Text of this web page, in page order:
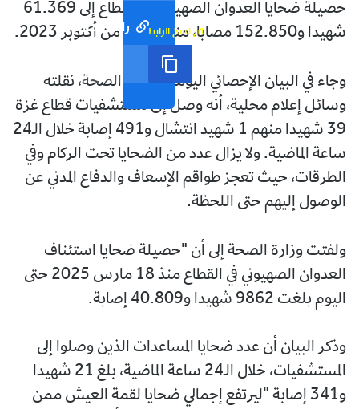
رابط مختصر تم نسخ الرابط
حصيلة ضحايا العدوان الصهيوني في القطاع إلى 61.369
شهيدا و152.850 مصابا، منذ السابع من أكتوبر 2023.
وجاء في البيان الإحصائي اليومي لوزارة الصحة، نقلته
وسائل إعلام محلية، أنه وصل إلى مستشفيات قطاع غزة
39 شهيدا منهم 1 شهيد انتشال و491 إصابة خلال الـ24
ساعة الماضية. ولا يزال عدد من الضحايا تحت الركام وفي
الطرقات، حيث تعجز طواقم الإسعاف والدفاع المدني عن
الوصول إليهم حتى اللحظة.
ولفتت وزارة الصحة إلى أن "حصيلة ضحايا استئناف
العدوان الصهيوني في القطاع منذ 18 مارس 2025 حتى
اليوم بلغت 9862 شهيدا و40.809 إصابة.
وذكر البيان أن عدد ضحايا المساعدات الذين وصلوا إلى
المستشفيات، خلال الـ24 ساعة الماضية، بلغ 21 شهيدا
و341 إصابة "ليرتفع إجمالي ضحايا لقمة العيش ممن